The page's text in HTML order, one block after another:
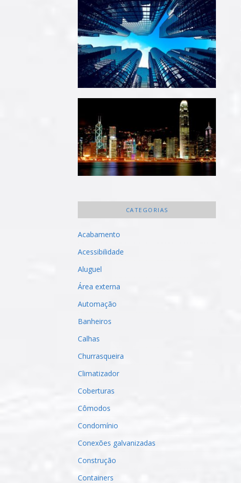
CATEGORIAS
Acabamento
Acessibilidade
Aluguel
Área externa
Automação
Banheiros
Calhas
Churrasqueira
Climatizador
Coberturas
Cômodos
Condomínio
Conexões galvanizadas
Construção
Containers